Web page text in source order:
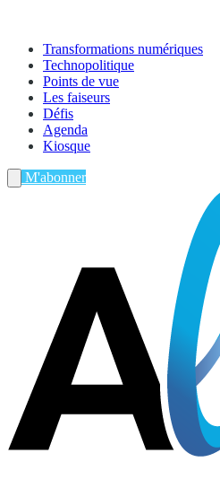
Transformations numériques
Technopolitique
Points de vue
Les faiseurs
Défis
Agenda
Kiosque
M'abonner